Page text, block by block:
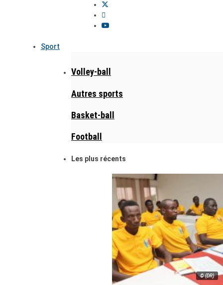
Sport
Volley-ball
Autres sports
Basket-ball
Football
Les plus récents
© (DR)